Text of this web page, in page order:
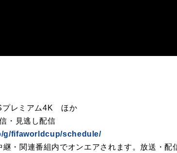
レミアム4K ほか
見逃し配信
g/fifaworldcup/schedule/
・関連番組内でオンエアされます。放送・配